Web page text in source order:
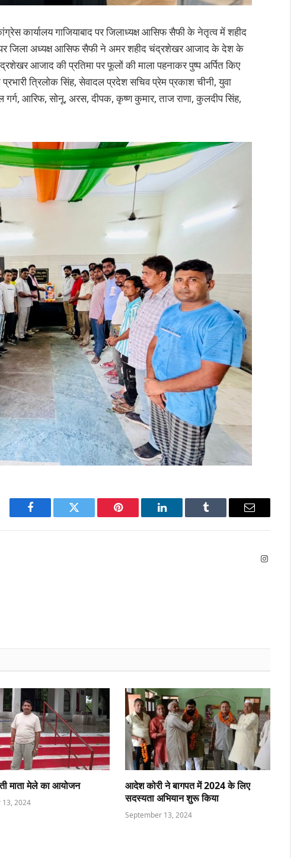
कार्यालय गाजियाबाद पर जिलाध्यक्ष आसिफ सैफी के नेतृत्व में शहीद
जिला अध्यक्ष आसिफ सैफी ने अमर शहीद चंद्रशेखर आजाद के देश के
आजाद की प्रतिमा पर फूलों की माला पहनाकर पुष्प अर्पित किए
त्रिलोक सिंह, सेवादल प्रदेश सचिव प्रेम प्रकाश चीनी, युवा
गर्ग, आरिफ, सोनू, अरस, दीपक, कृष्ण कुमार, ताज राणा, कुलदीप सिंह,
Facebook Twitter Pinterest LinkedIn Tumblr Email
Instagram
माता मेले का आयोजन
2024
आदेश कोरी ने बागपत में 2024 के लिए
सदस्यता अभियान शुरू किया
September 13, 2024